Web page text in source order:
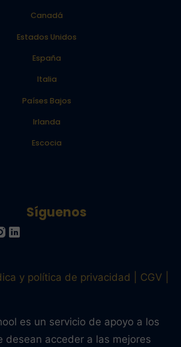
Canadá
Estados Unidos
España
Italia
Países Bajos
Irlanda
Escocia
y política de privacidad
CGV
es un servicio de apoyo a los
desean acceder a las mejores